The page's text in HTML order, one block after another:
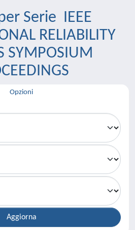
Serie IEEE
RELIABILITY
SYMPOSIUM
Opzioni